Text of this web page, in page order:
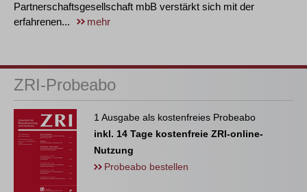
Partnerschaftsgesellschaft mbB verstärkt sich mit der
erfahrenen...
mehr
ZRI-Probeabo
1 Ausgabe als kostenfreies Probeabo
inkl. 14 Tage kostenfreie ZRI-online-
Nutzung
Probeabo bestellen